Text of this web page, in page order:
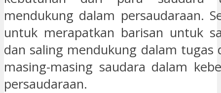
mendukung dalam persaudaraan.
untuk merapatkan barisan untuk
dan saling mendukung dalam tugas
masing-masing saudara dalam
persaudaraan.